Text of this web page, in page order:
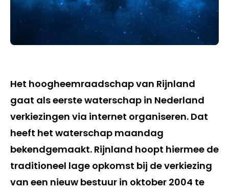
Het hoogheemraadschap van Rijnland
gaat als eerste waterschap in Nederland
verkiezingen via internet organiseren. Dat
heeft het waterschap maandag
bekendgemaakt. Rijnland hoopt hiermee de
traditioneel lage opkomst bij de verkiezing
van een nieuw bestuur in oktober 2004 te